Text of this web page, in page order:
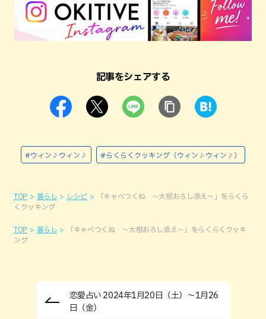
記事をシェアする
#ウィン♪ウィン♪ #らくらくクッキング（ウィン♪ウィン♪）
TOP 暮らし レシピ
「キャベつくね ～大根おろし添え～」をらくら
くクッキング
TOP 暮らし
「キャベつくね ～大根おろし添え～」をらくらくクッキ
ング
恋愛占い 2024年1月20日（土）～1月26
日（金）